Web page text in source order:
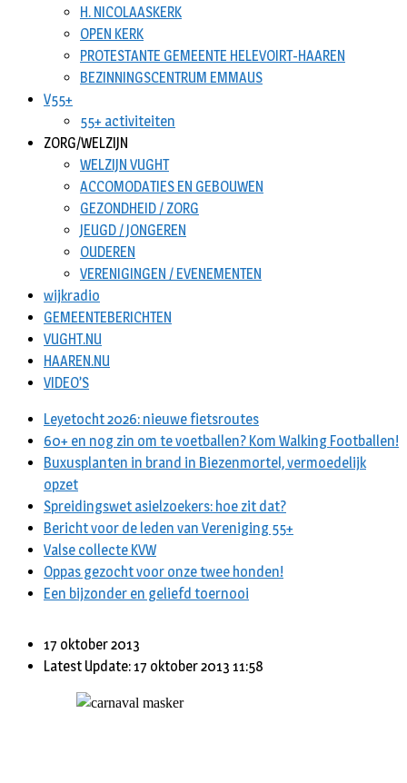
H. NICOLAASKERK
OPEN KERK
PROTESTANTE GEMEENTE HELEVOIRT-HAAREN
BEZINNINGSCENTRUM EMMAUS
V55+
55+ activiteiten
ZORG/WELZIJN
WELZIJN VUGHT
ACCOMODATIES EN GEBOUWEN
GEZONDHEID / ZORG
JEUGD / JONGEREN
OUDEREN
VERENIGINGEN / EVENEMENTEN
wijkradio
GEMEENTEBERICHTEN
VUGHT.NU
HAAREN.NU
VIDEO’S
Leyetocht 2026: nieuwe fietsroutes
60+ en nog zin om te voetballen? Kom Walking Footballen!
Buxusplanten in brand in Biezenmortel, vermoedelijk
opzet
Spreidingswet asielzoekers: hoe zit dat?
Bericht voor de leden van Vereniging 55+
Valse collecte KVW
Oppas gezocht voor onze twee honden!
Een bijzonder en geliefd toernooi
17 oktober 2013
Latest Update: 17 oktober 2013 11:58